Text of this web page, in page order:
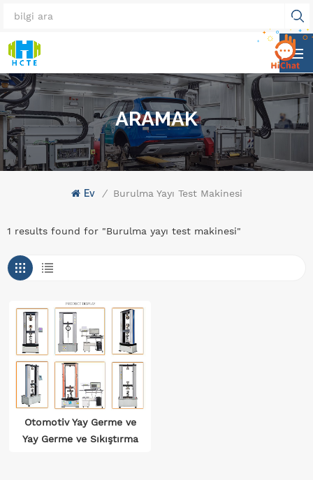
ARAMAK
Ev / Burulma Yayı Test Makinesi
1 results found for "Burulma yayı test makinesi"
Otomotiv Yay Germe ve
Yay Germe ve Sıkıştırma